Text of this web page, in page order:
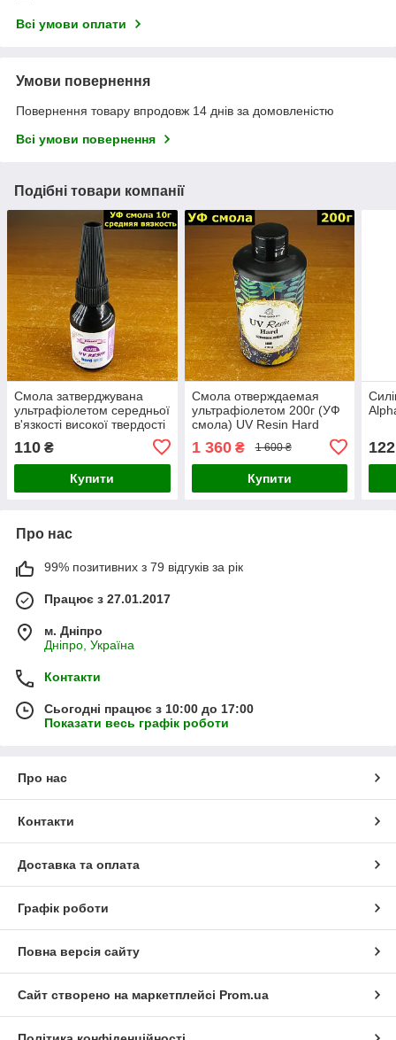
Всі умови оплати
Умови повернення
Повернення товару впродовж 14 днів за домовленістю
Всі умови повернення
Подібні товари компанії
Смола затверджувана
ультрафіолетом середньої
в'язкості високої твердості
10 г (УФ смола) UV Resin
Hard епоксидна
110 ₴
Купити
Смола отверждаемая
ультрафіолетом 200г (УФ
смола) UV Resin Hard
прозора епоксидна QIAO
QIAO DIY
1 360₴ 1 600 ₴
Купити
122
Про нас
99% позитивних з 79 відгуків за рік
Працює з 27.01.2017
м. Дніпро
Дніпро, Україна
Контакти
Сьогодні працює з 10:00 до 17:00
Показати весь графік роботи
Про нас
Контакти
Доставка та оплата
Графік роботи
Повна версія сайту
Сайт створено на маркетплейсі Prom.ua